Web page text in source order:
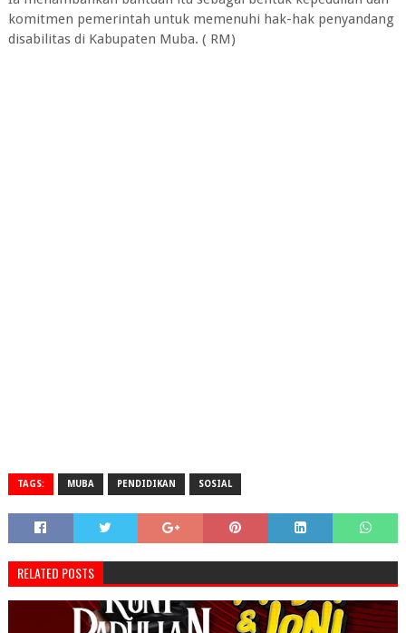
komitmen pemerintah untuk memenuhi hak-hak penyandang
disabilitas di Kabupaten Muba. ( RM)
TAGS: MUBA PENDIDIKAN SOSIAL
RELATED POSTS